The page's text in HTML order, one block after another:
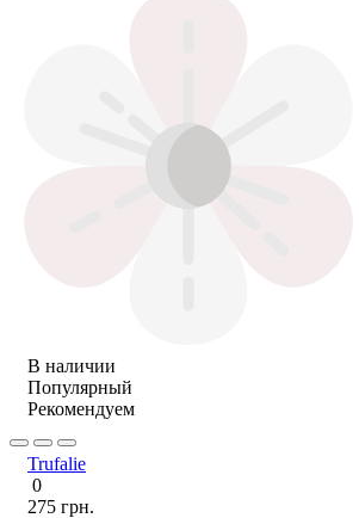
В наличии
Популярный
Рекомендуем
Trufalie
0
275 грн.